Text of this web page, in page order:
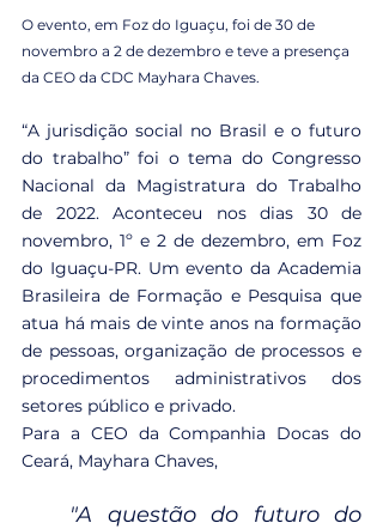
O evento, em Foz do Iguaçu, foi de 30 de
novembro a 2 de dezembro e teve a presença
da CEO da CDC Mayhara Chaves.
“A jurisdição social no Brasil e o futuro
do trabalho” foi o tema do Congresso
Nacional da Magistratura do Trabalho
de 2022. Aconteceu nos dias 30 de
novembro, 1º e 2 de dezembro, em Foz
do Iguaçu-PR. Um evento da Academia
Brasileira de Formação e Pesquisa que
atua há mais de vinte anos na formação
de pessoas, organização de processos e
procedimentos administrativos dos
setores público e privado.
Para a CEO da Companhia Docas do
Ceará, Mayhara Chaves,
"A questão do futuro do